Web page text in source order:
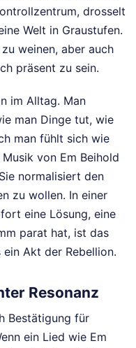
drosselt
Welt in Graustufen.
weinen, aber auch
präsent zu sein.
im Alltag. Man
man Dinge tut, wie
man fühlt sich wie
von Em Beihold
normalisiert den
zu wollen. In einer
eine Lösung, eine
parat hat, ist das
ein Akt der Rebellion.
Resonanz
Bestätigung für
ein Lied wie Em